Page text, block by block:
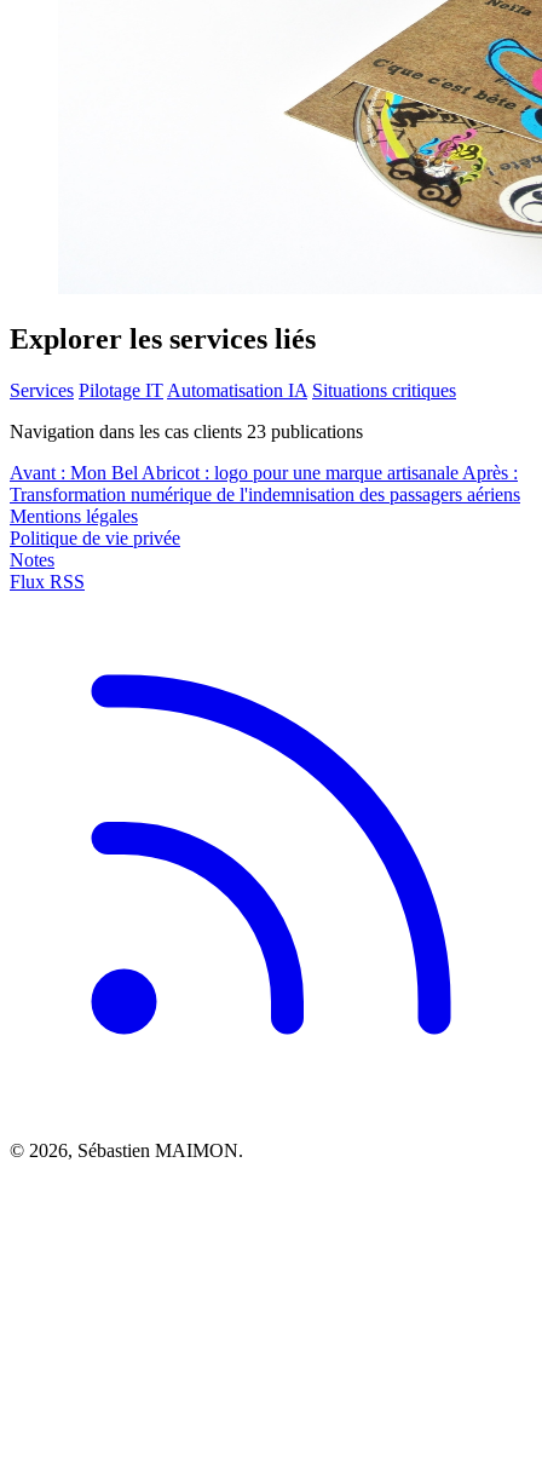
Explorer les services liés
Services Pilotage IT Automatisation IA Situations critiques
Navigation dans les cas clients 23 publications
Avant : Mon Bel Abricot : logo pour une marque artisanale Après :
Transformation numérique de l'indemnisation des passagers aériens
Mentions légales
Politique de vie privée
Notes
Flux RSS
© 2026, Sébastien MAIMON.